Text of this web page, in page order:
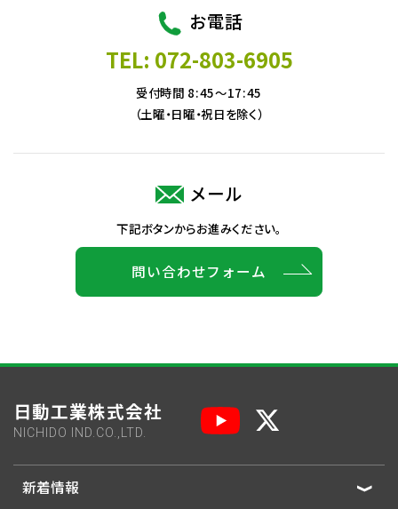
お電話
TEL: 072-803-6905
受付時間 8:45～17:45
（土曜・日曜・祝日を除く）
メール
下記ボタンからお進みください。
問い合わせフォーム
日動工業株式会社
NICHIDO IND.CO.,LTD.
新着情報